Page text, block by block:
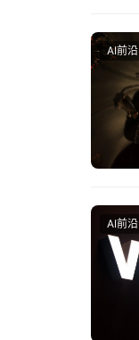
AI前沿
AI前沿